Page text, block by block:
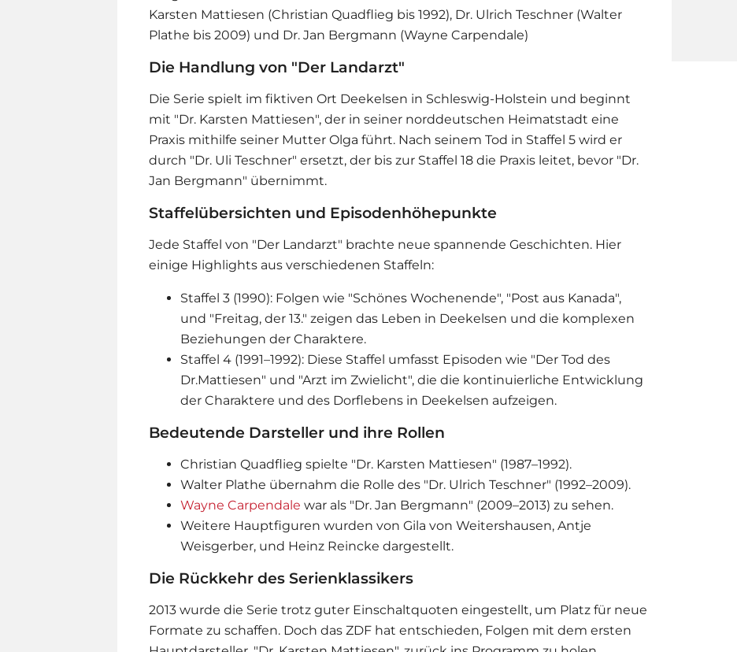
Karsten Mattiesen (Christian Quadflieg bis 1992), Dr. Ulrich Teschner (Walter
Plathe bis 2009) und Dr. Jan Bergmann (Wayne Carpendale)​
Die Handlung von "Der Landarzt"
Die Serie spielt im fiktiven Ort Deekelsen in Schleswig-Holstein und beginnt
mit "Dr. Karsten Mattiesen", der in seiner norddeutschen Heimatstadt eine
Praxis mithilfe seiner Mutter Olga führt. Nach seinem Tod in Staffel 5 wird er
durch "Dr. Uli Teschner" ersetzt, der bis zur Staffel 18 die Praxis leitet, bevor "Dr.
Jan Bergmann" übernimmt​​.
Staffelübersichten und Episodenhöhepunkte
Jede Staffel von "Der Landarzt" brachte neue spannende Geschichten. Hier
einige Highlights aus verschiedenen Staffeln:
Staffel 3 (1990): Folgen wie "Schönes Wochenende", "Post aus Kanada",
und "Freitag, der 13." zeigen das Leben in Deekelsen und die komplexen
Beziehungen der Charaktere​​​​.
Staffel 4 (1991–1992): Diese Staffel umfasst Episoden wie "Der Tod des
Dr.Mattiesen" und "Arzt im Zwielicht", die die kontinuierliche Entwicklung
der Charaktere und des Dorflebens in Deekelsen aufzeigen​​.
Bedeutende Darsteller und ihre Rollen
Christian Quadflieg spielte "Dr. Karsten Mattiesen" (1987–1992).
Walter Plathe übernahm die Rolle des "Dr. Ulrich Teschner" (1992–2009).
Wayne Carpendale war als "Dr. Jan Bergmann" (2009–2013) zu sehen.
Weitere Hauptfiguren wurden von Gila von Weitershausen, Antje
Weisgerber, und Heinz Reincke dargestellt​​.
Die Rückkehr des Serienklassikers
2013 wurde die Serie trotz guter Einschaltquoten eingestellt, um Platz für neue
Formate zu schaffen. Doch das ZDF hat entschieden, Folgen mit dem ersten